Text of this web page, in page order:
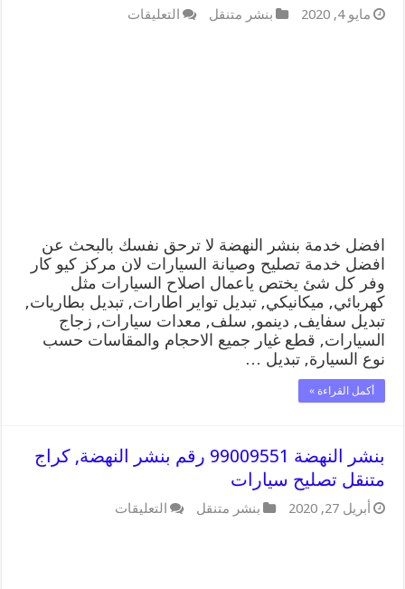
مايو 4, 2020 بنشر متنقل التعليقات
افضل خدمة بنشر النهضة لا ترحق نفسك بالبحث عن
افضل خدمة تصليح وصيانة السيارات لان مركز كيو كار
وفر كل شئ يختص ياعمال اصلاح السيارات مثل
كهربائي, ميكانيكي, تبديل تواير اطارات, تبديل بطاريات,
تبديل سفايف, دينمو, سلف, معدات سيارات, زجاج
السيارات, قطع غيار جميع الاحجام والمقاسات حسب
نوع السيارة, تبديل …
أكمل القراءة »
بنشر النهضة 99009551 رقم بنشر النهضة, كراج
متنقل تصليح سيارات
أبريل 27, 2020 بنشر متنقل التعليقات